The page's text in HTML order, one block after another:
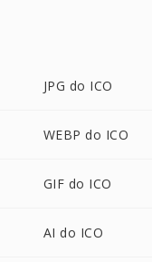
JPG do ICO
WEBP do ICO
GIF do ICO
AI do ICO